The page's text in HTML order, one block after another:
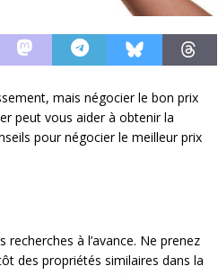
mais négocier le bon prix
peut vous aider à obtenir la
pour négocier le meilleur prix
à l’avance. Ne prenez
des propriétés similaires dans la